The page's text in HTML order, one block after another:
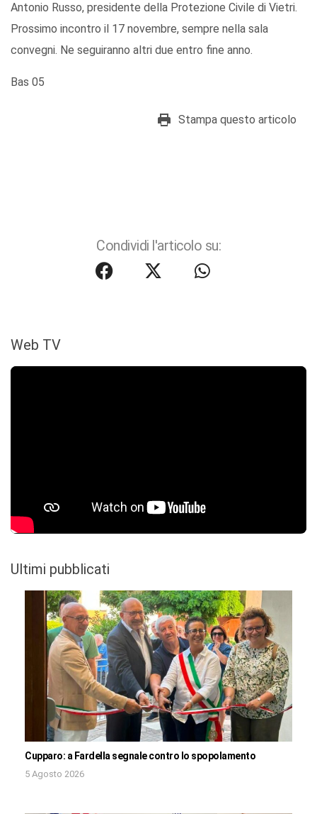
Antonio Russo, presidente della Protezione Civile di Vietri.
Prossimo incontro il 17 novembre, sempre nella sala
convegni. Ne seguiranno altri due entro fine anno.
Bas 05
Stampa questo articolo
Condividi l'articolo su:
Web TV
Ultimi pubblicati
Cupparo: a Fardella segnale contro lo spopolamento
5 Agosto 2026